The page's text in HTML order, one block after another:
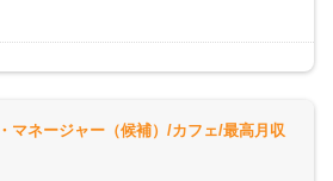
マネージャー（候補）/カフェ/最高月収